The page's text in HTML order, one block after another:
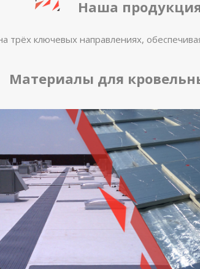
Наша
трёх ключевых направлениях,
Материалы для